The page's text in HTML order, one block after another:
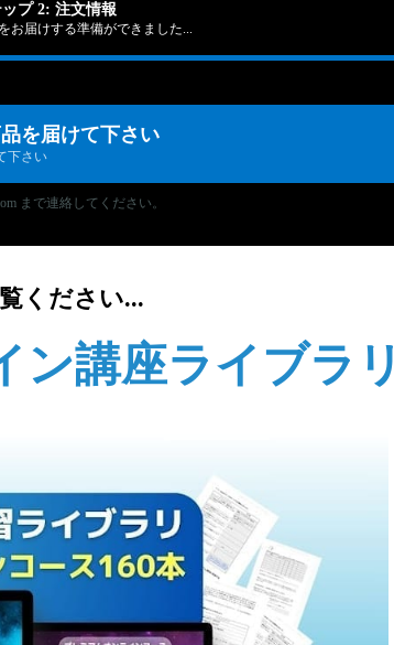
プ 2: 注文情報
お届けする準備ができました...
を届けて下さい
下さい
まで連絡してください。
ください...
ン講座ライブラリ